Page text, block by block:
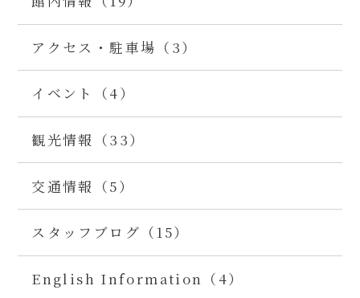
アクセス・駐車場（3）
イベント（4）
観光情報（33）
交通情報（5）
スタッフブログ（15）
English Information（4）